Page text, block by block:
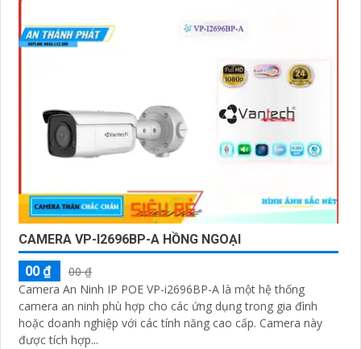
CAMERA VP-I2696BP-A HỒNG NGOẠI
00 ₫
00 ₫
Camera An Ninh IP POE VP-i2696BP-A là một hệ thống
camera an ninh phù hợp cho các ứng dụng trong gia đình
hoặc doanh nghiệp với các tính năng cao cấp. Camera này
được tích hợp...